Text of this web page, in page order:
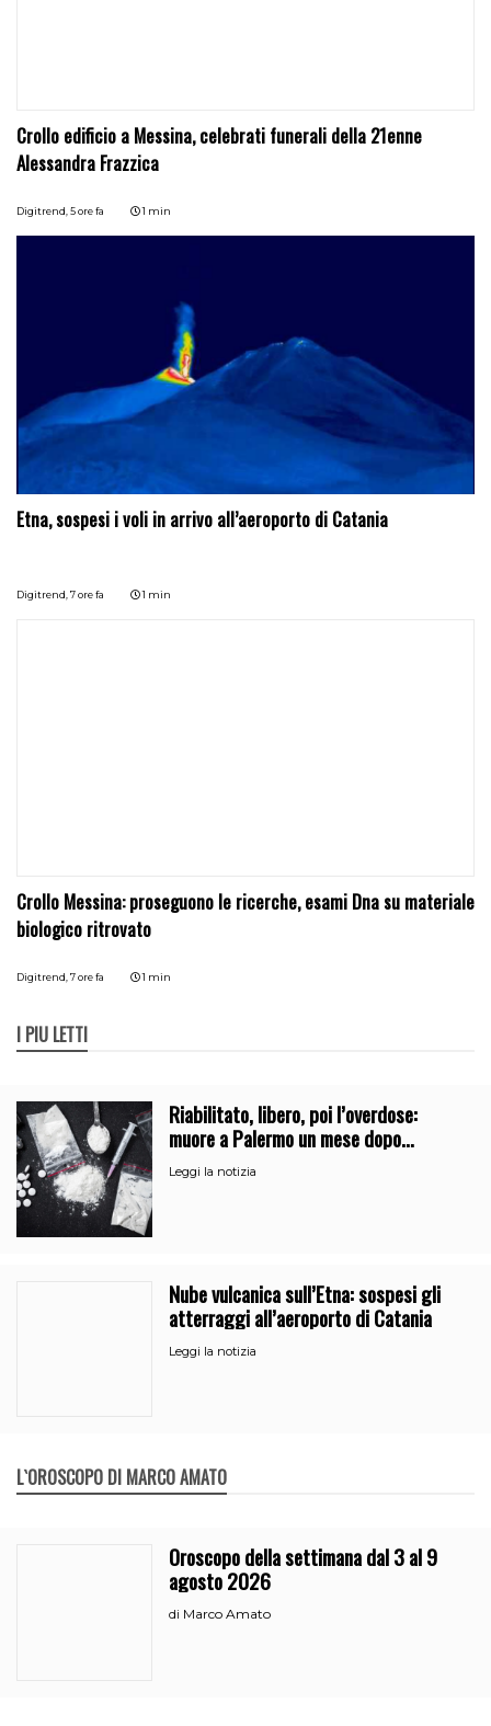
Crollo edificio a Messina, celebrati funerali della 21enne
Alessandra Frazzica
Digitrend,5 ore fa 1 min
Etna, sospesi i voli in arrivo all’aeroporto di Catania
Digitrend, 7 ore fa 1 min
Crollo Messina: proseguono le ricerche, esami Dna su materiale
biologico ritrovato
Digitrend, 7 ore fa 1 min
I PIÙ LETTI
Riabilitato, libero, poi l’overdose:
muore a Palermo un mese dopo
l’uscita dalla comunità
Leggi la notizia
Nube vulcanica sull’Etna: sospesi gli
atterraggi all’aeroporto di Catania
Leggi la notizia
L`OROSCOPO DI MARCO AMATO
Oroscopo della settimana dal 3 al 9
agosto 2026
di Marco Amato